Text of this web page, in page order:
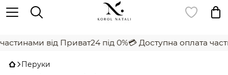
від Приват24 під 0%💳 Доступна оплата
Перуки